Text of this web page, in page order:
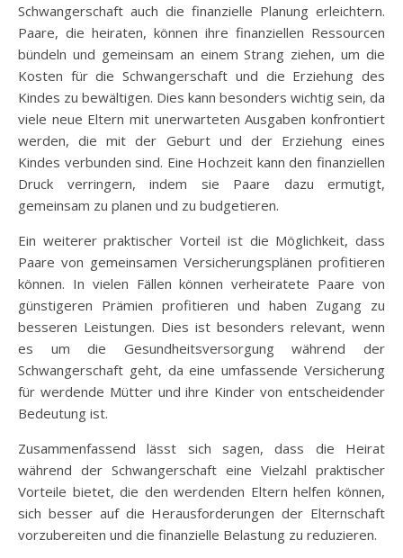
Schwangerschaft auch die finanzielle Planung erleichtern.
Paare, die heiraten, können ihre finanziellen Ressourcen
bündeln und gemeinsam an einem Strang ziehen, um die
Kosten für die Schwangerschaft und die Erziehung des
Kindes zu bewältigen. Dies kann besonders wichtig sein, da
viele neue Eltern mit unerwarteten Ausgaben konfrontiert
werden, die mit der Geburt und der Erziehung eines
Kindes verbunden sind. Eine Hochzeit kann den finanziellen
Druck verringern, indem sie Paare dazu ermutigt,
gemeinsam zu planen und zu budgetieren.
Ein weiterer praktischer Vorteil ist die Möglichkeit, dass
Paare von gemeinsamen Versicherungsplänen profitieren
können. In vielen Fällen können verheiratete Paare von
günstigeren Prämien profitieren und haben Zugang zu
besseren Leistungen. Dies ist besonders relevant, wenn
es um die Gesundheitsversorgung während der
Schwangerschaft geht, da eine umfassende Versicherung
für werdende Mütter und ihre Kinder von entscheidender
Bedeutung ist.
Zusammenfassend lässt sich sagen, dass die Heirat
während der Schwangerschaft eine Vielzahl praktischer
Vorteile bietet, die den werdenden Eltern helfen können,
sich besser auf die Herausforderungen der Elternschaft
vorzubereiten und die finanzielle Belastung zu reduzieren.